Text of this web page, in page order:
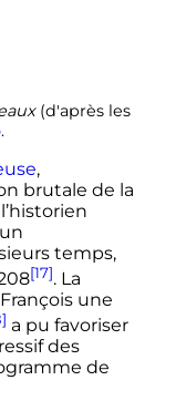
(d'après les
.
,
brutale de la
temps,
[17]. La
une
a pu favoriser
des
de